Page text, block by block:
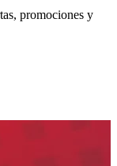
promociones y